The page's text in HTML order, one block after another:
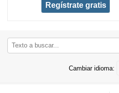
Regístrate gratis
Cambiar idioma: